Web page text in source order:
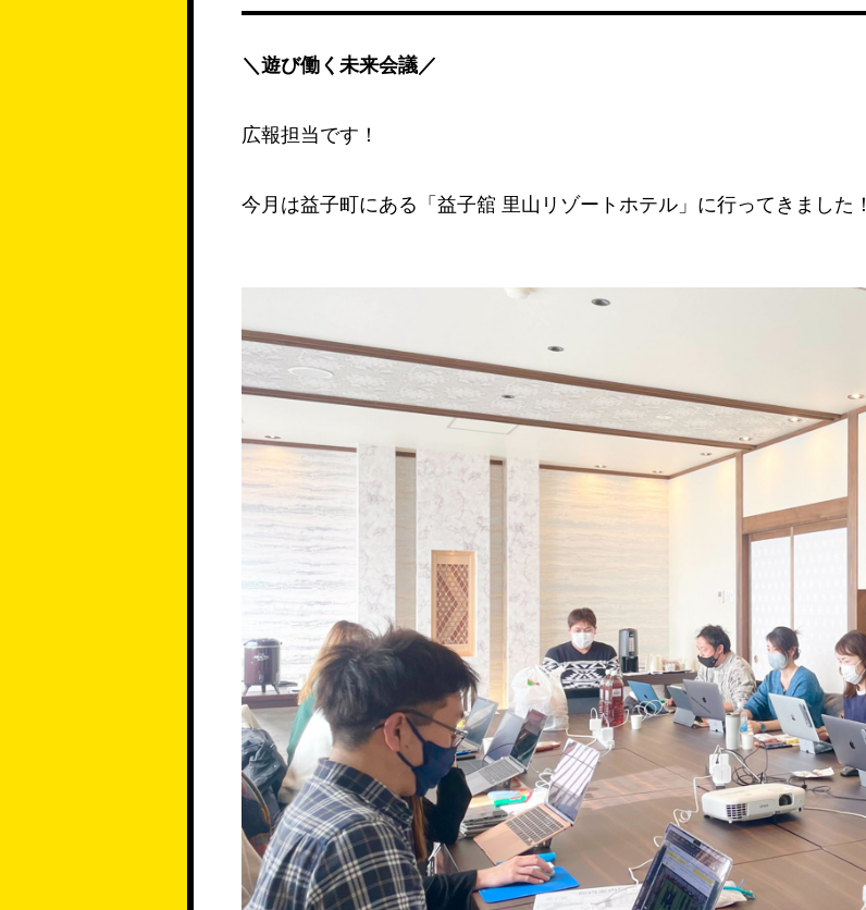
＼遊び働く未来会議／
広報担当です！
今月は益子町にある「益子舘 里山リゾートホテル」に行ってきました！